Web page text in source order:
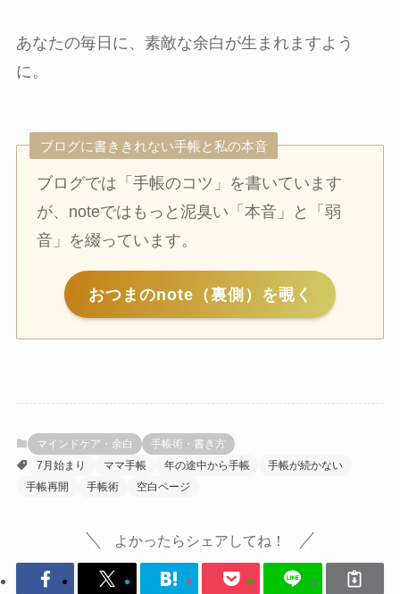
あなたの毎日に、素敵な余白が生まれますよう
に。
ブログに書ききれない手帳と私の本音
ブログでは「手帳のコツ」を書いています
が、noteではもっと泥臭い「本音」と「弱
音」を綴っています。
おつまのnote（裏側）を覗く
マインドケア・余白
手帳術・書き方
7月始まり
ママ手帳 年の途中から手帳
手帳が続かない
手帳再開
手帳術 空白ページ
よかったらシェアしてね！